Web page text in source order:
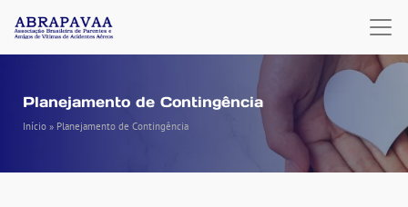
Planejamento de Contingência
Início » Planejamento de Contingência